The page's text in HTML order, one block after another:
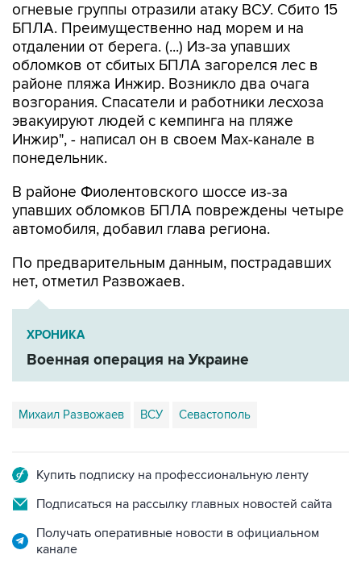
отдалении от берега. (...) Из-за упавших
обломков от сбитых БПЛА загорелся лес в
районе пляжа Инжир. Возникло два очага
возгорания. Спасатели и работники лесхоза
эвакуируют людей с кемпинга на пляже
Инжир", - написал он в своем Мах-канале в
понедельник.
В районе Фиолентовского шоссе из-за
автомобиля, добавил глава региона.
По предварительным данным, пострадавших
ХРОНИКА
Военная операция на Украине
Михаил Развожаев ВСУ Севастополь
Подписаться на рассылку главных новостей сайта
Получать оперативные новости в официальном